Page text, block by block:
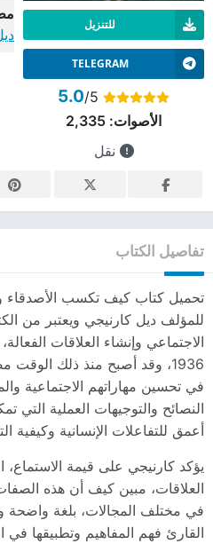
للتنزيل
TELEGRAM
5.0/5
الأصوات: 2,335
نقل
تفاصيل الكتاب
للمؤلف ديل كارنيجي ويعتبر من
الاجتماعي وإنشاء العلاقات
1936، وقد أصبح منذ ذلك
في تحسين مهاراتهم الاجتماعية
النصائح والتوجيهات العملية
أعمق للتفاعلات الإنسانية وكيفية
يؤكد كارنيجي على قيمة
العلاقات، مبين كيف أن هذه
في مختلف المجالات، بلغة
القارئ فهم المفاهيم وتطبيقها في